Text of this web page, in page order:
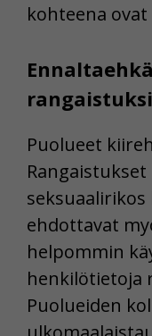
kohteena ovat
Puolueet
ehdottavat
helpommin
henkilötietoja
Puolueiden